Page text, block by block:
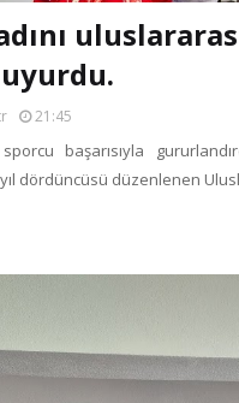
21:45
başarısıyla
dördüncüsü düzenlenen